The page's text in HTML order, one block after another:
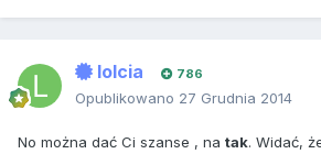
lolcia 786
Opublikowano 27 Grudnia 2014
No można dać Ci szanse , na tak. Widać,